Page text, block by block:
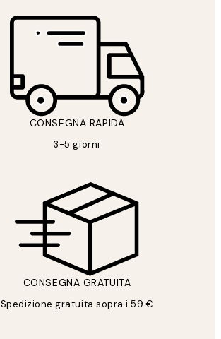
CONSEGNA RAPIDA
3-5 giorni
CONSEGNA GRATUITA
Spedizione gratuita sopra i 59 €